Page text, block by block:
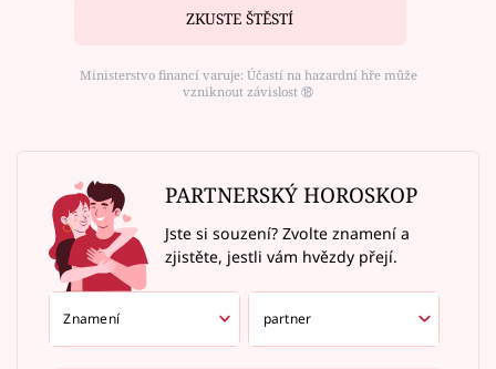
ZKUSTE ŠTĚSTÍ
Ministerstvo financí varuje: Účastí na hazardní hře může
vzniknout závislost ⑱
PARTNERSKÝ HOROSKOP
Jste si souzení? Zvolte znamení a
zjistěte, jestli vám hvězdy přejí.